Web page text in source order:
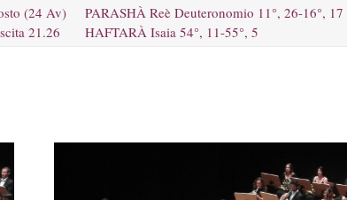
(24 Av)
21.26
PARASHÀ Reè Deuteronomio 11°, 26-16°, 17
HAFTARÀ Isaia 54°, 11-55°, 5